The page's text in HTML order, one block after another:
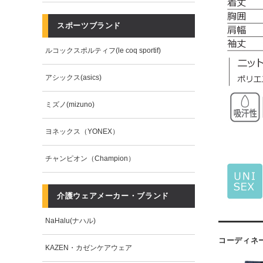
コーディネ
スポーツブランド
ルコックスポルティフ(le coq sportif)
アシックス(asics)
ミズノ(mizuno)
ヨネックス（YONEX）
チャンピオン（Champion）
介護ウェアメーカー・ブランド
NaHalu(ナハル)
KAZEN・カゼンケアウェア